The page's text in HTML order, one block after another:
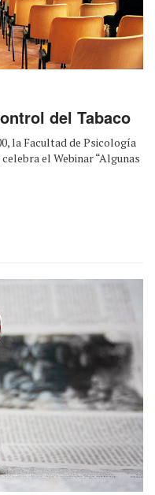
del Tabaco
la Facultad de Psicología
el Webinar “Algunas